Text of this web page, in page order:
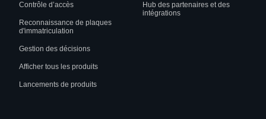
Contrôle d’accès
Reconnaissance de plaques
d'immatriculation
Gestion des décisions
Afficher tous les produits
Lancements de produits
Hub des partenaires et des
intégrations